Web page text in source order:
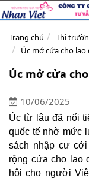
Trang chủ Thị
Úc mở cửa cho
Úc mở cửa
10/06/2025
Úc từ lâu đã nổi
quốc tế nhờ mức
sách nhập cư
rộng cửa cho lao
hội cho người